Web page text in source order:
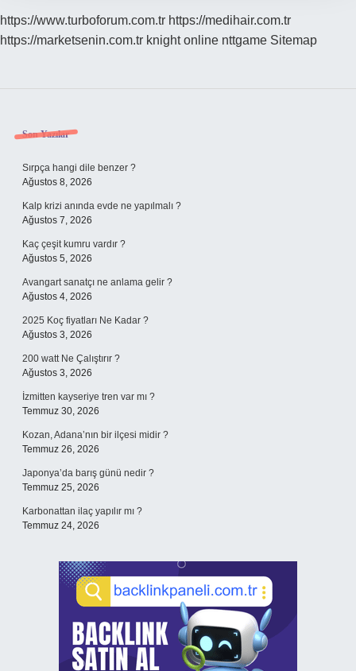
https://www.turboforum.com.tr https://medihair.com.tr
https://marketsenin.com.tr knight online nttgame Sitemap
Sidebar
Son Yazılar
Sırpça hangi dile benzer ?
Ağustos 8, 2026
Kalp krizi anında evde ne yapılmalı ?
Ağustos 7, 2026
Kaç çeşit kumru vardır ?
Ağustos 5, 2026
Avangart sanatçı ne anlama gelir ?
Ağustos 4, 2026
2025 Koç fiyatları Ne Kadar ?
Ağustos 3, 2026
200 watt Ne Çalıştırır ?
Ağustos 3, 2026
İzmitten kayseriye tren var mı ?
Temmuz 30, 2026
Kozan, Adana’nın bir ilçesi midir ?
Temmuz 26, 2026
Japonya’da barış günü nedir ?
Temmuz 25, 2026
Karbonattan ilaç yapılır mı ?
Temmuz 24, 2026